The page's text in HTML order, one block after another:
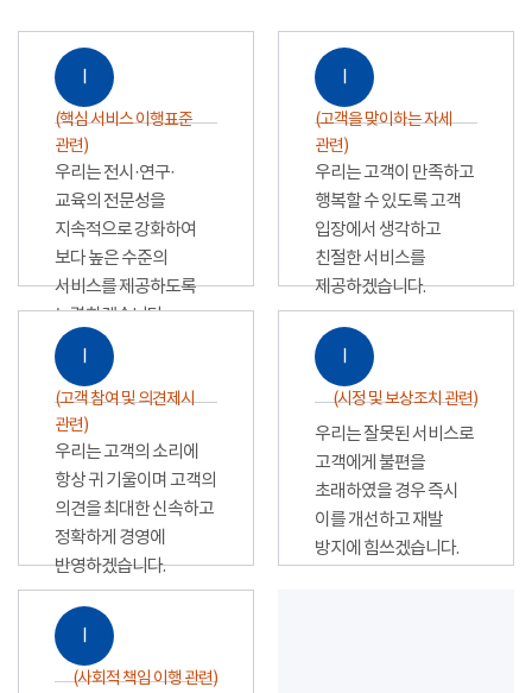
Ⅰ
(핵심 서비스 이행표준
관련)
우리는 전시·연구·
교육의 전문성을
지속적으로 강화하여
보다 높은 수준의
서비스를 제공하도록
노력하겠습니다.
Ⅰ
(고객을 맞이하는 자세
관련)
우리는 고객이 만족하고
행복할 수 있도록 고객
입장에서 생각하고
친절한 서비스를
제공하겠습니다.
Ⅰ
(고객 참여 및 의견제시
관련)
우리는 고객의 소리에
항상 귀 기울이며 고객의
의견을 최대한 신속하고
정확하게 경영에
반영하겠습니다.
Ⅰ
(시정 및 보상조치 관련)
우리는 잘못된 서비스로
고객에게 불편을
초래하였을 경우 즉시
이를 개선하고 재발
방지에 힘쓰겠습니다.
Ⅰ
(사회적 책임 이행 관련)